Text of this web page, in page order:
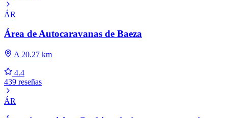
ÁR
Área de Autocaravanas de Baeza
A 20.27 km
4.4
439 reseñas
ÁR